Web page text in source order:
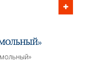
до 21:00 МСК
30-30